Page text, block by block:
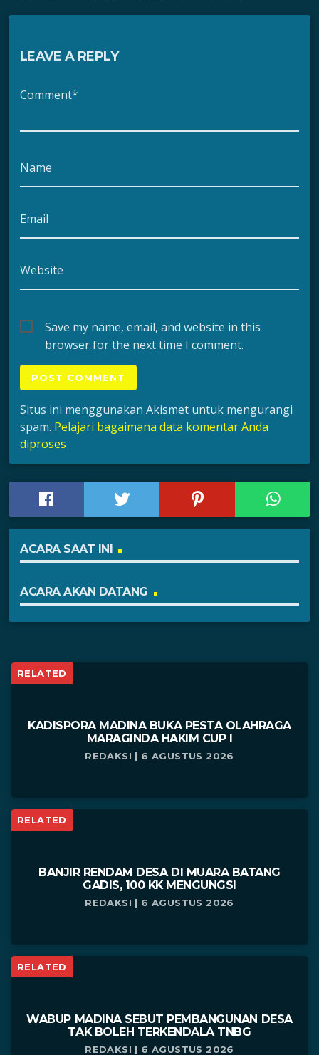
LEAVE A REPLY
Comment*
Name
Email
Website
Save my name, email, and website in this
browser for the next time I comment.
Situs ini menggunakan Akismet untuk mengurangi
spam. Pelajari bagaimana data komentar Anda
diproses
ACARA SAAT INI
ACARA AKAN DATANG
RELATED
KADISPORA MADINA BUKA PESTA OLAHRAGA
MARAGINDA HAKIM CUP I
REDAKSI | 6 AGUSTUS 2026
RELATED
BANJIR RENDAM DESA DI MUARA BATANG
GADIS, 100 KK MENGUNGSI
REDAKSI | 6 AGUSTUS 2026
RELATED
WABUP MADINA SEBUT PEMBANGUNAN DESA
TAK BOLEH TERKENDALA TNBG
REDAKSI | 6 AGUSTUS 2026